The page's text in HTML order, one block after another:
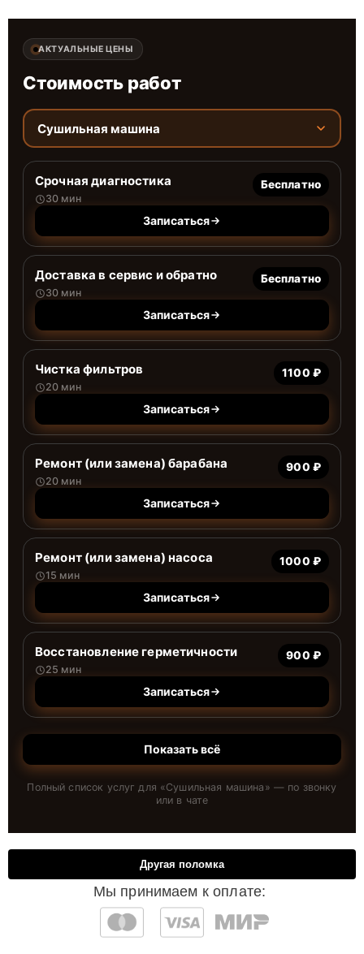
АКТУАЛЬНЫЕ ЦЕНЫ
Стоимость работ
Сушильная машина
Срочная диагностика
30 мин
Бесплатно
Записаться
Доставка в сервис и обратно
30 мин
Бесплатно
Записаться
Чистка фильтров
20 мин
1100 ₽
Записаться
Ремонт (или замена) барабана
20 мин
900 ₽
Записаться
Ремонт (или замена) насоса
15 мин
1000 ₽
Записаться
Восстановление герметичности
25 мин
900 ₽
Записаться
Показать всё
Полный список услуг для «Сушильная машина » — по звонку
или в чате
Мы принимаем к оплате:
Другая поломка